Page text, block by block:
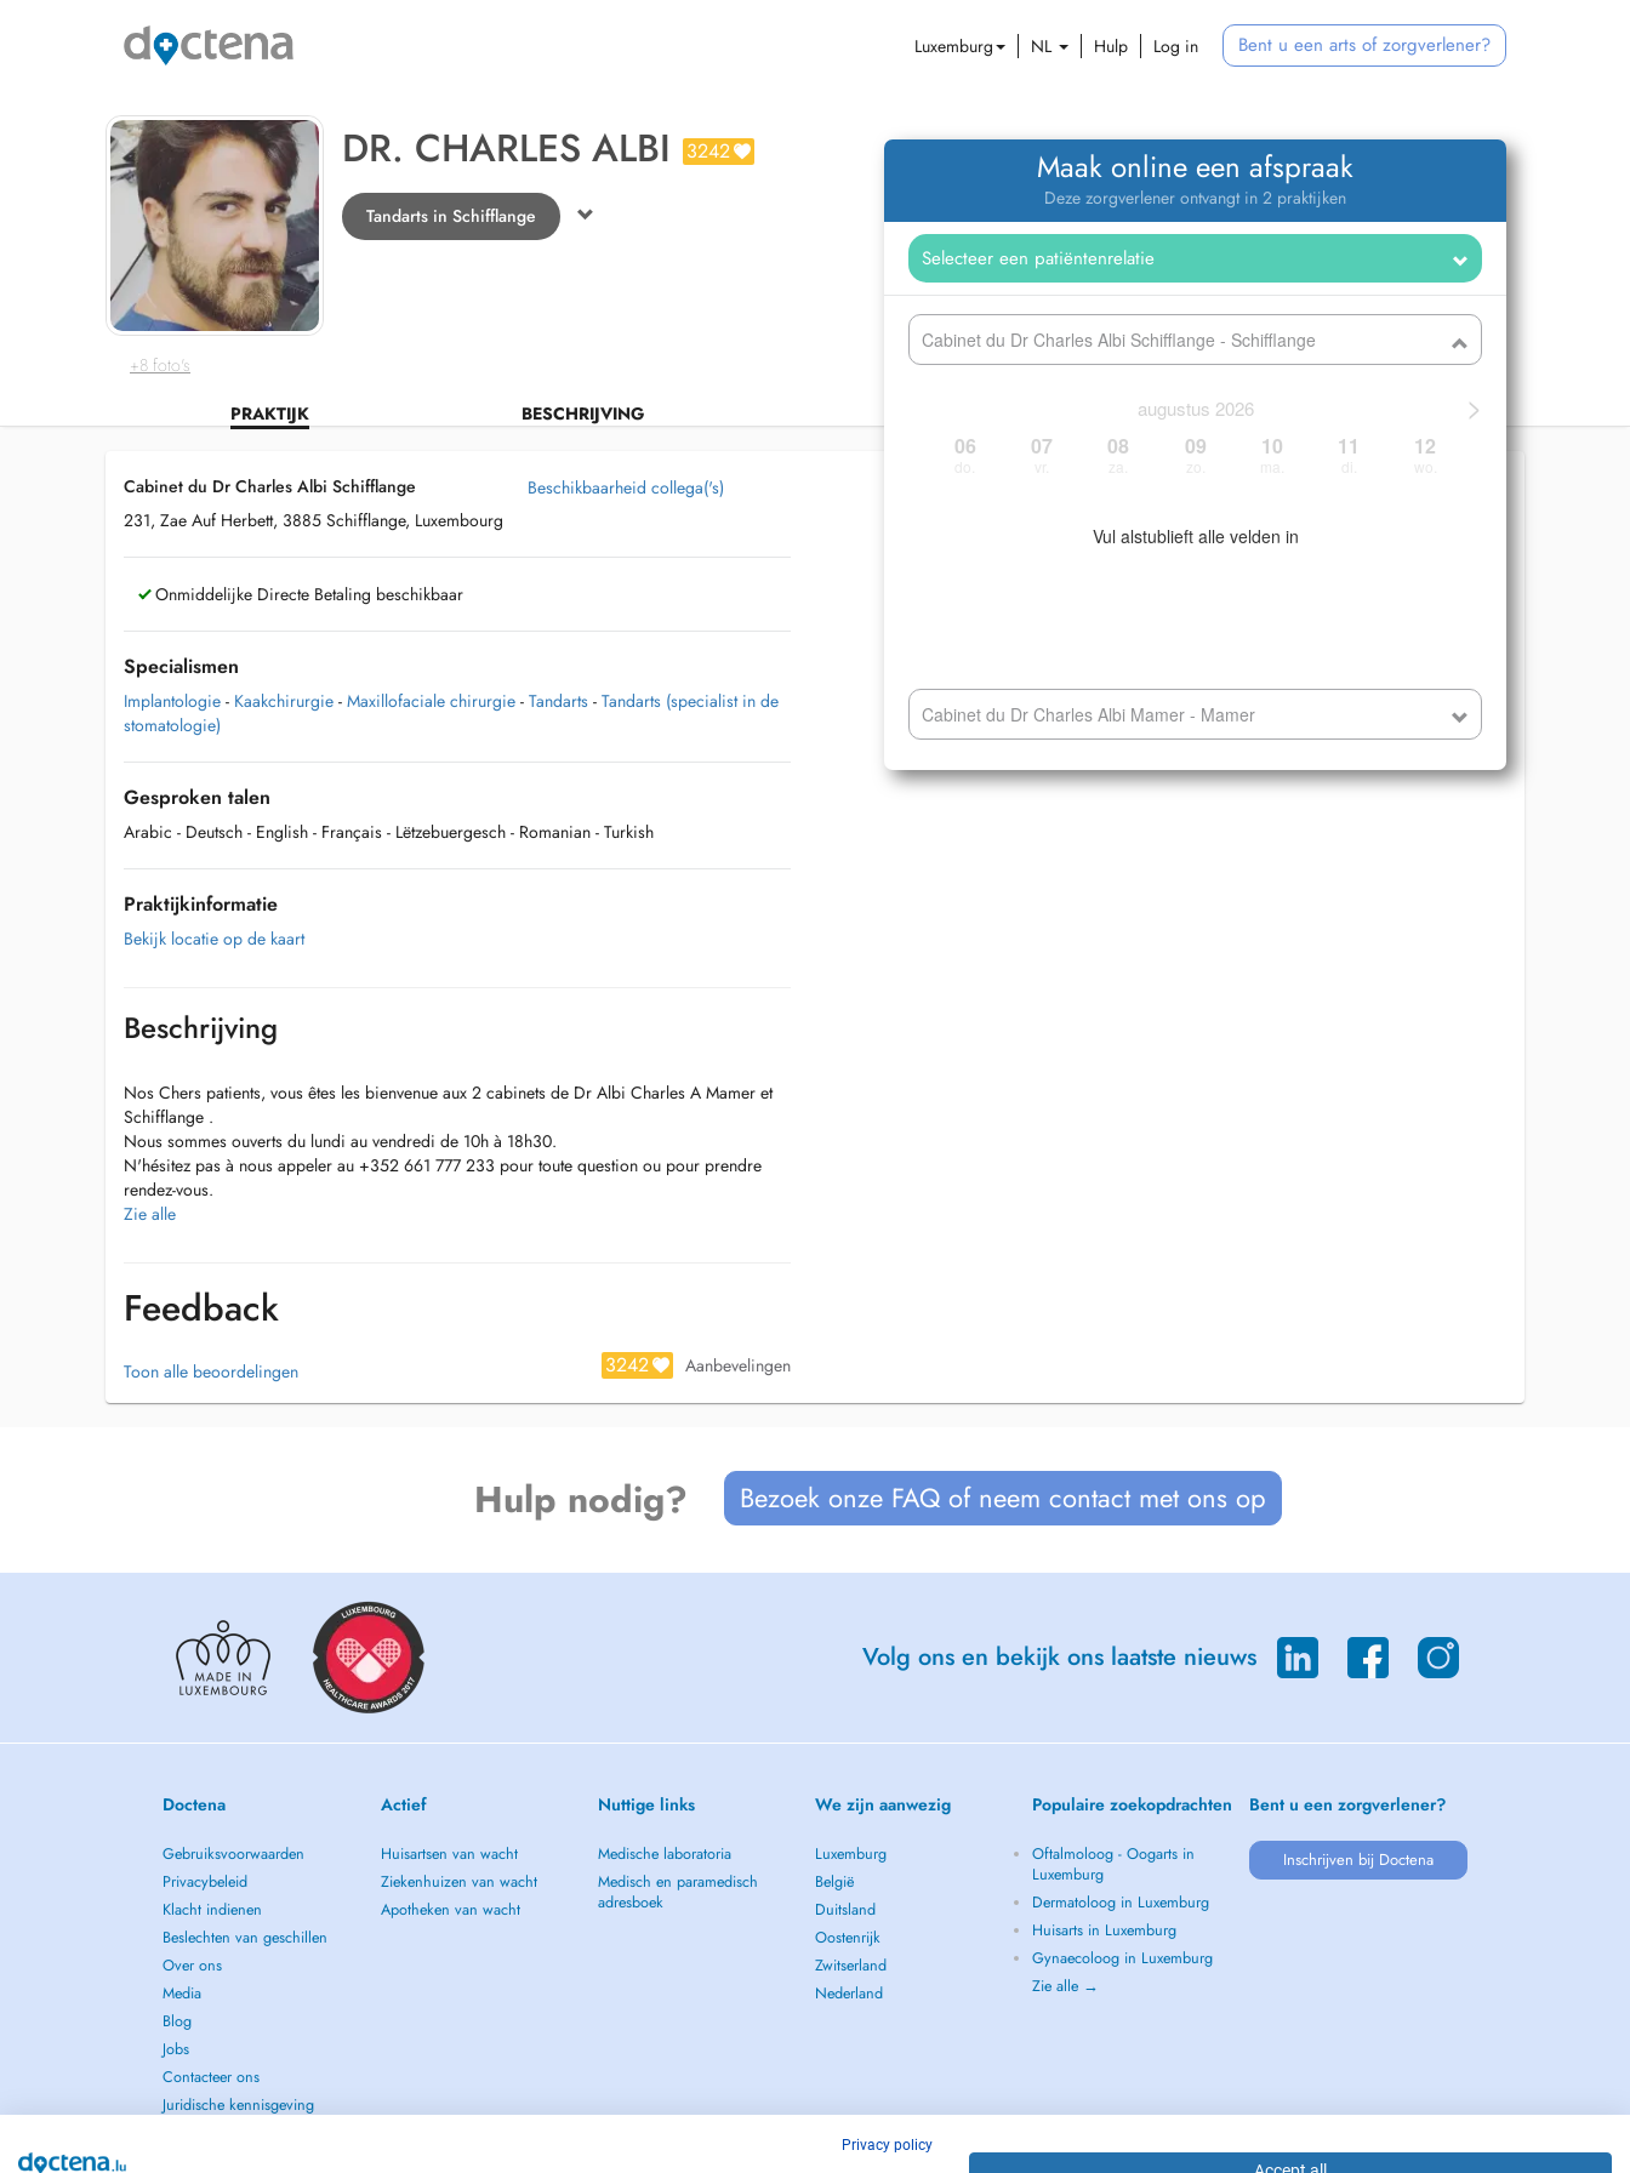
Luxemburg NL Hulp Log in Bent u een arts of zorgverlener?
+8 foto's
DR. CHARLES ALBI 3242
Tandarts in Schifflange
PRAKTIJK BESCHRIJVING
Maak online een afspraak
Deze zorgverlener ontvangt in 2 praktijken
Cabinet du Dr Charles Albi Schifflange - Schifflange
>
augustus 2026
06 07 08 09 10 11 12
Vul alstublieft alle velden in
Cabinet du Dr Charles Albi Mamer - Mamer
Cabinet du Dr Charles Albi Schifflange
231, Zae Auf Herbett, 3885 Schifflange, Luxembourg
Beschikbaarheid collega('s)
Onmiddelijke Directe Betaling beschikbaar
Specialismen
Implantologie - Kaakchirurgie - Maxillofaciale chirurgie - Tandarts - Tandarts (specialist in de
stomatologie)
Gesproken talen
Arabic - Deutsch - English - Français - Lëtzebuergesch - Romanian - Turkish
Praktijkinformatie
Bekijk locatie op de kaart
Beschrijving
Nos Chers patients, vous êtes les bienvenue aux 2 cabinets de Dr Albi Charles A Mamer et
Schifflange .
Nous sommes ouverts du lundi au vendredi de 10h à 18h30.
N'hésitez pas à nous appeler au +352 661 777 233 pour toute question ou pour prendre
rendez-vous.
Nous sommes impatients de vous rencontrer !"
Notre équipe parle 7 langues parfaitement pour faciliter la communication et les soignes
nécessaires .
Zie alle
Feedback
Toon alle beoordelingen 3242 Aanbevelingen
Hulp nodig? Bezoek onze FAQ of neem contact met ons op
Volg ons en bekijk ons laatste nieuws
Doctena
Gebruiksvoorwaarden
Privacybeleid
Klacht indienen
Beslechten van geschillen
Over ons
Media
Blog
Jobs
Contacteer ons
Juridische kennisgeving
Actief
Huisartsen van wacht
Ziekenhuizen van wacht
Apotheken van wacht
Nuttige links
Medische laboratoria
Medisch en paramedisch
adresboek
We zijn aanwezig
Luxemburg
België
Duitsland
Oostenrijk
Zwitserland
Nederland
Populaire zoekopdrachten
Oftalmoloog - Oogarts in
Luxemburg
Dermatoloog in Luxemburg
Huisarts in Luxemburg
Gynaecoloog in Luxemburg
Zie alle →
Bent u een zorgverlener?
Inschrijven bij Doctena
Privacy policy